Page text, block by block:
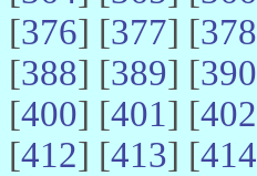
[376] [377] [378
[388] [389] [390
[400] [401] [402
[412] [413] [414